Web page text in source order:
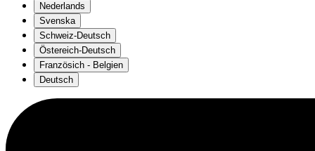
Nederlands
Svenska
Schweiz-Deutsch
Östereich-Deutsch
Französich - Belgien
Deutsch